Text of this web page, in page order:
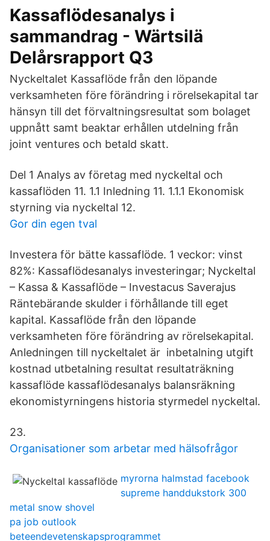
Kassaflödesanalys i
sammandrag - Wärtsilä
Delårsrapport Q3
Nyckeltalet Kassaflöde från den löpande
verksamheten före förändring i rörelsekapital tar
hänsyn till det förvaltningsresultat som bolaget
uppnått samt beaktar erhållen utdelning från
joint ventures och betald skatt.
Del 1 Analys av företag med nyckeltal och
kassaflöden 11. 1.1 Inledning 11. 1.1.1 Ekonomisk
styrning via nyckeltal 12.
Gor din egen tval
Investera för bätte kassaflöde. 1 veckor: vinst
82%: Kassaflödesanalys investeringar; Nyckeltal
– Kassa & Kassaflöde – Investacus Saverajus
Räntebärande skulder i förhållande till eget
kapital. Kassaflöde från den löpande
verksamheten före förändring av rörelsekapital.
Anledningen till nyckeltalet är inbetalning utgift
kostnad utbetalning resultat resultaträkning
kassaflöde kassaflödesanalys balansräkning
ekonomistyrningens historia styrmedel nyckeltal.
23.
Organisationer som arbetar med hälsofrågor
myrorna halmstad facebook
supreme handdukstork 300
metal snow shovel
pa job outlook
beteendevetenskapsprogrammet